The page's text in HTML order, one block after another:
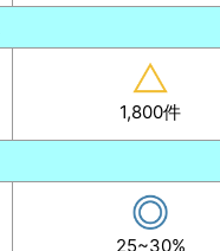
1,800件
25~30%